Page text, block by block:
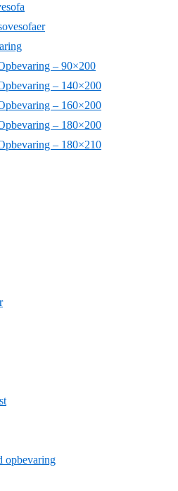
– 90×200
– 140×200
– 160×200
– 180×200
– 180×210
opbevaring